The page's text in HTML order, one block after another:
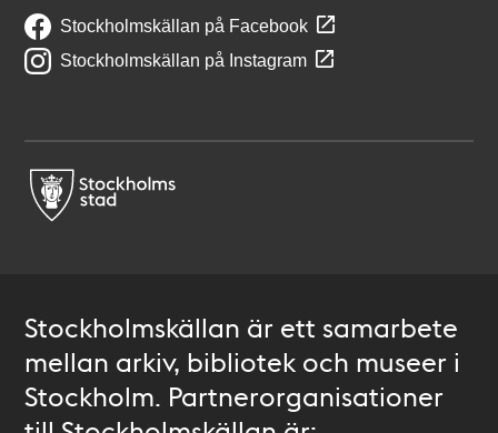
Stockholmskällan på Facebook
Stockholmskällan på Instagram
Stockholmskällan är ett samarbete
mellan arkiv, bibliotek och museer i
Stockholm. Partnerorganisationer